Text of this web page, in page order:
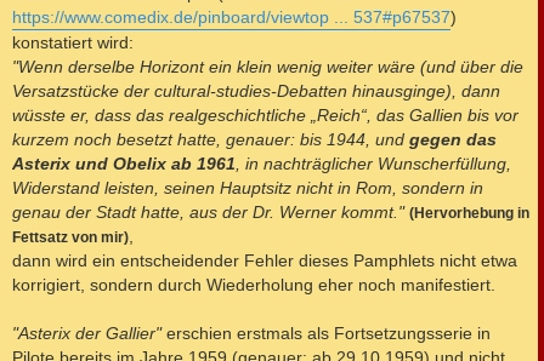
https://www.comedix.de/pinboard/viewtop ... 537#p67537)
konstatiert wird:
"Wenn derselbe Horizont ein klein wenig weiter wäre (und über die
Versatzstücke der cultural-studies-Debatten hinausginge), dann
wüsste er, dass das realgeschichtliche „Reich“, das Gallien bis vor
kurzem noch besetzt hatte, genauer: bis 1944, und gegen das
Asterix und Obelix ab 1961 , in nachträglicher Wunscherfüllung,
Widerstand leisten, seinen Hauptsitz nicht in Rom, sondern in
genau der Stadt hatte, aus der Dr. Werner kommt." (Hervorhebung in
Fettsatz von mir)
dann wird ein entscheidender Fehler dieses Pamphlets nicht etwa
korrigiert, sondern durch Wiederholung eher noch manifestiert.
"Asterix der Gallier"erschien erstmals als Fortsetzungsserie in